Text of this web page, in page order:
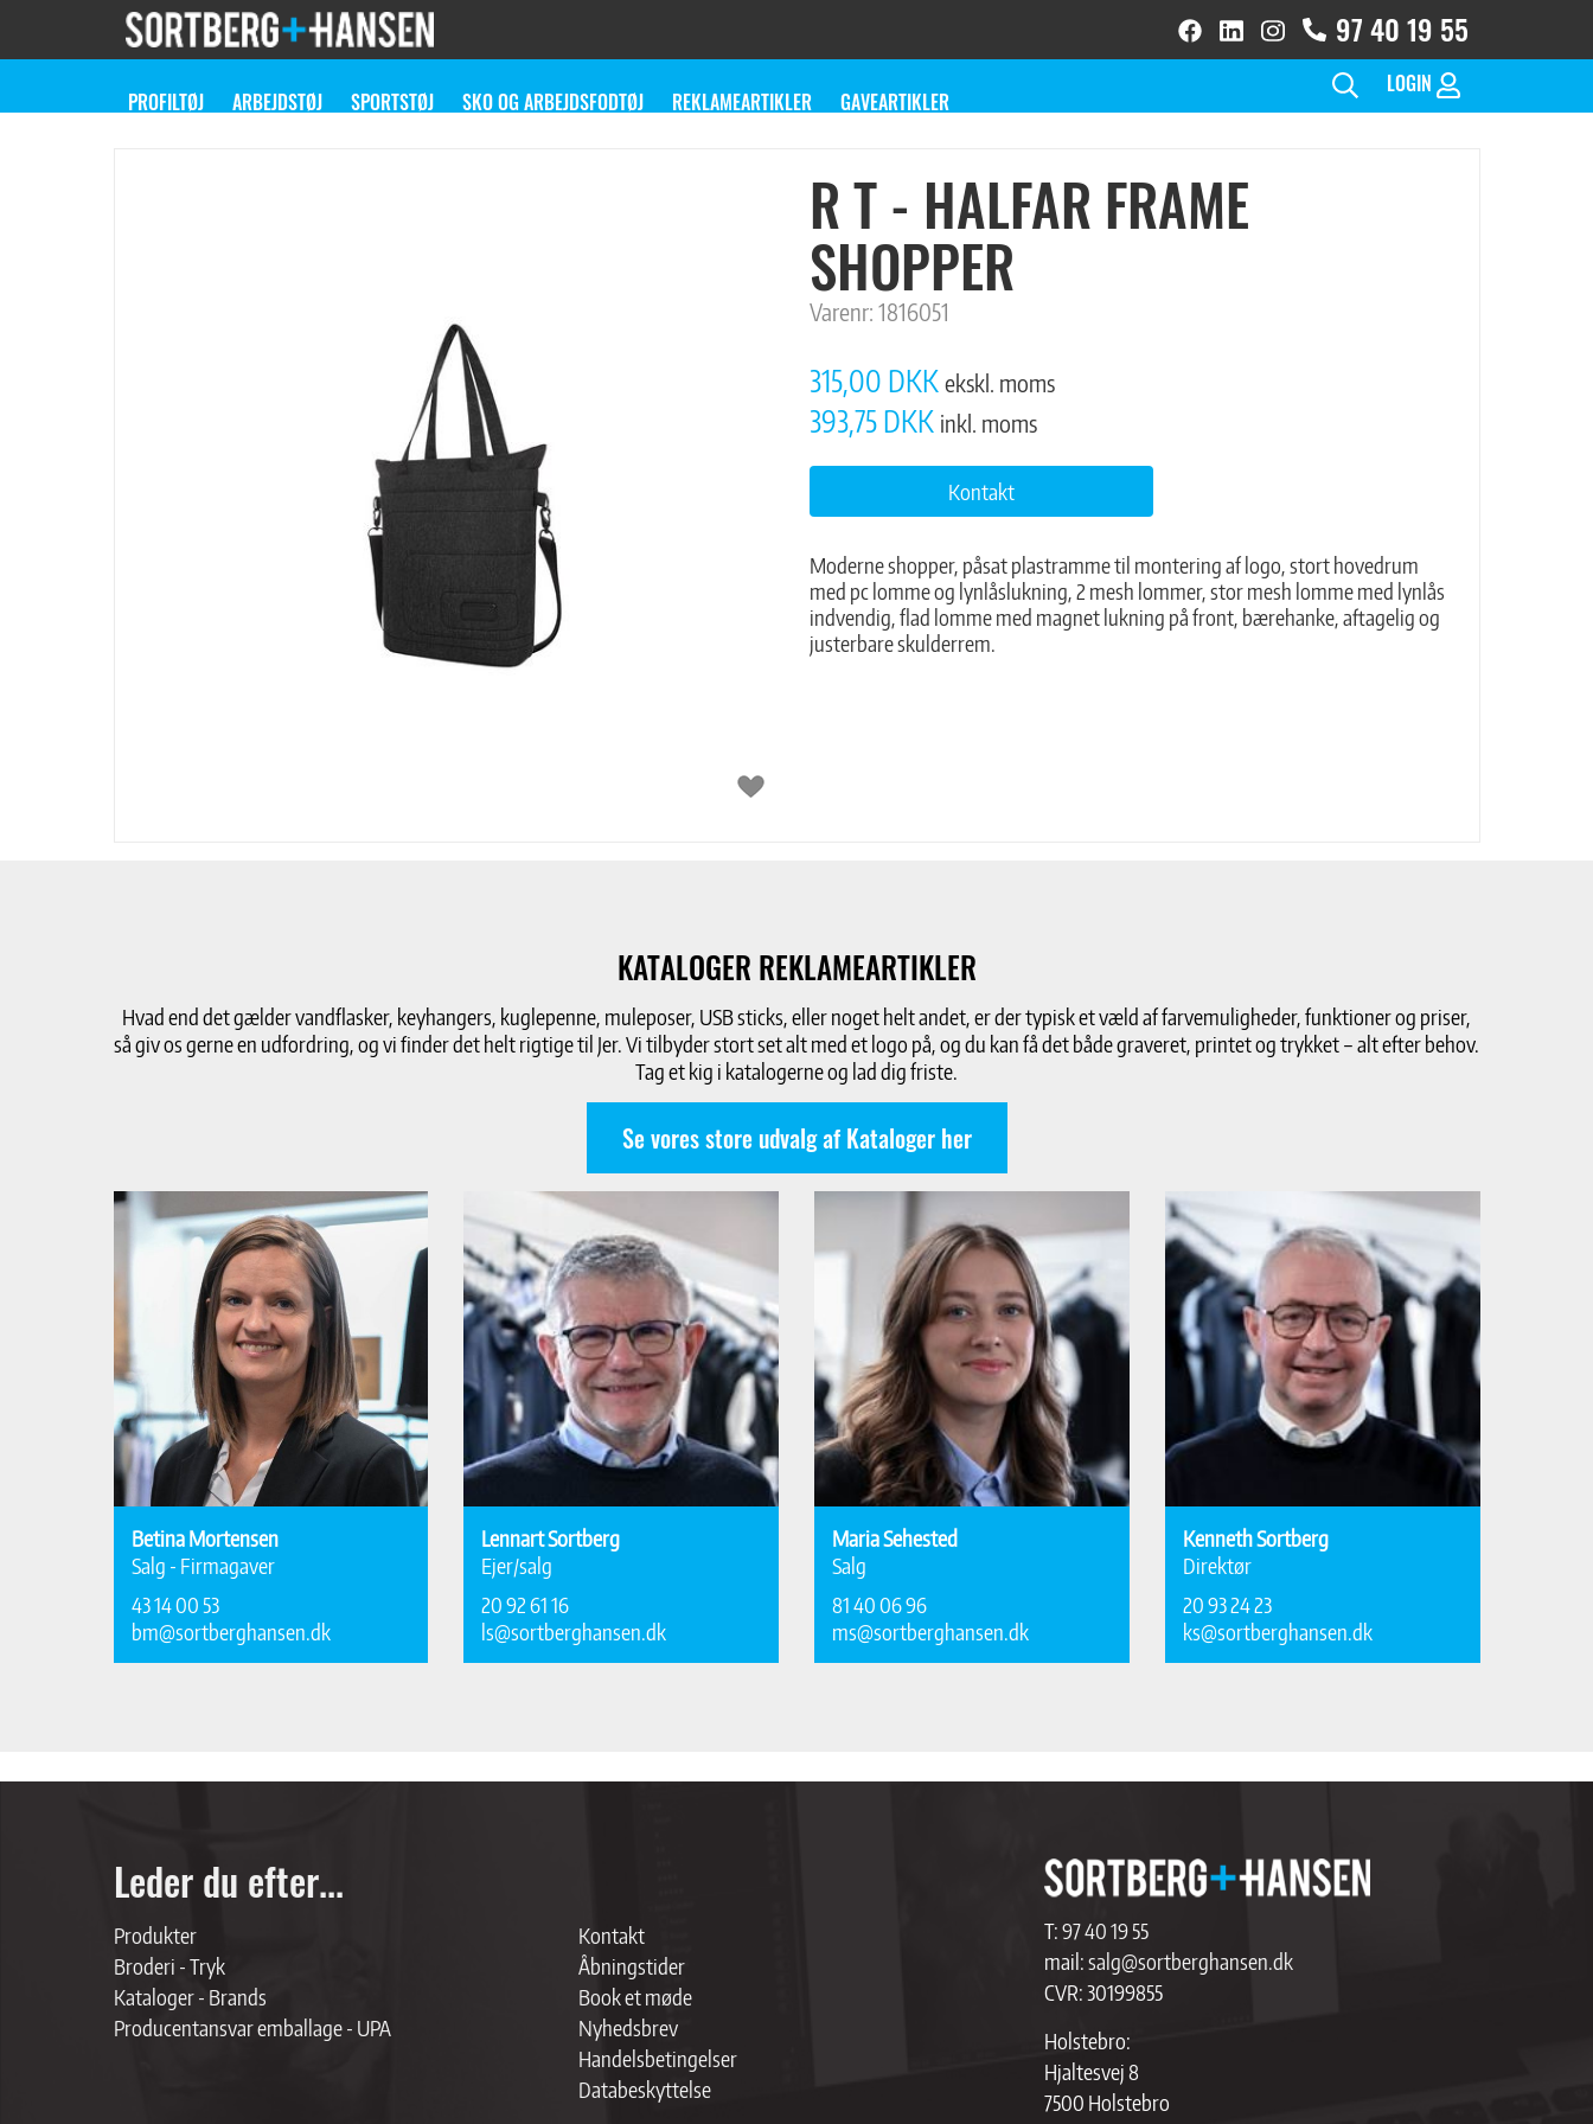
facebook
brands
linkedin
brands
instagram
brands
solid(1)
97 40 19 55
PROFILTØJ ARBEJDSTØJ SPORTSTØJ SKO OG ARBEJDSFODTØJ REKLAMEARTIKLER GAVEARTIKLER
LOGIN
R T - HALFAR FRAME
SHOPPER
Varenr:1816051
315,00 DKKekskl. moms
393,75 DKK inkl. moms
Kontakt
Moderne shopper, påsat plastramme til montering af logo, stort hovedrum
med pc lomme og lynlåslukning, 2 mesh lommer, stor mesh lomme med lynlås
indvendig, flad lomme med magnet lukning på front, bærehanke, aftagelig og
justerbare skulderrem.
KATALOGER REKLAMEARTIKLER
Hvad end det gælder vandflasker, keyhangers, kuglepenne, muleposer, USB sticks, eller noget helt andet, er der typisk et væld af farvemuligheder, funktioner og priser,
så giv os gerne en udfordring, og vi finder det helt rigtige til Jer. Vi tilbyder stort set alt med et logo på, og du kan få det både graveret, printet og trykket – alt efter behov.
Tag et kig i katalogerne og lad dig friste.
Se vores store udvalg af Kataloger her
Betina Mortensen
Salg - Firmagaver
43 14 00 53
bm@sortberghansen.dk
Lennart Sortberg
Ejer/salg
20 92 61 16
ls@sortberghansen.dk
Maria Sehested
Salg
81 40 06 96
ms@sortberghansen.dk
Kenneth Sortberg
Direktør
20 93 24 23
ks@sortberghansen.dk
Leder du efter...
Produkter
Broderi - Tryk
Kataloger - Brands
Producentansvar emballage - UPA
Kontakt
Åbningstider
Book et møde
Nyhedsbrev
Handelsbetingelser
Databeskyttelse
T:97 40 19 55
mail:salg@sortberghansen.dk
CVR: 30199855
Holstebro:
Hjaltesvej 8
7500 Holstebro